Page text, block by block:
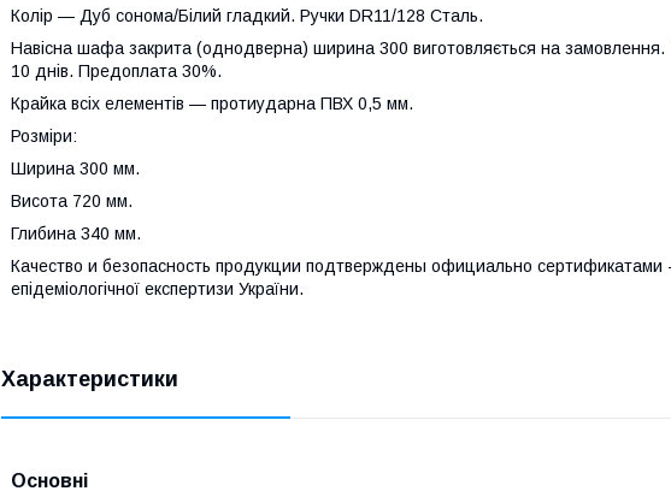
Колір — Дуб сонома/Білий гладкий. Ручки DR11/128 Сталь.
Навісна шафа закрита (однодверна) ширина 300 виготовляється на замовлення.
10 днів. Предоплата 30%.
Крайка всіх елементів — протиударна ПВХ 0,5 мм.
Розміри:
Ширина 300 мм.
Висота 720 мм.
Глибина 340 мм.
Качество и безопасность продукции подтверждены официально сертификатами
епідеміологічної експертизи України.
Характеристики
Основні